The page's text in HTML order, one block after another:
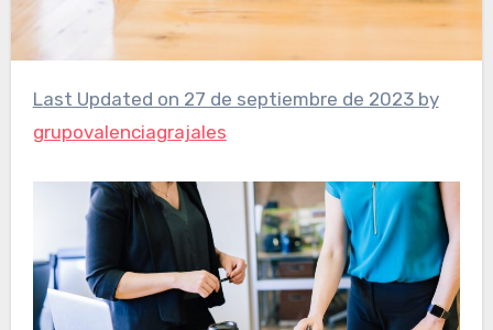
Last Updated on 27 de septiembre de 2023 by
grupovalenciagrajales